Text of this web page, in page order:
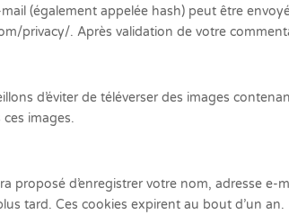
(également appelée hash) peut être
privacy/. Après validation de votre
d’éviter de téléverser des images
images.
proposé d’enregistrer votre nom, adresse
tard. Ces cookies expirent au bout d’un an.